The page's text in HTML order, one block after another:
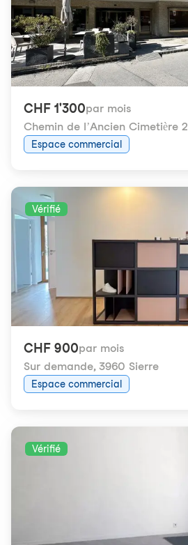
CHF 1'300par mois
Chemin de l’Ancien Cimetière 2
Espace commercial
Vérifié
CHF 900par mois
Sur demande, 3960 Sierre
Espace commercial
Vérifié